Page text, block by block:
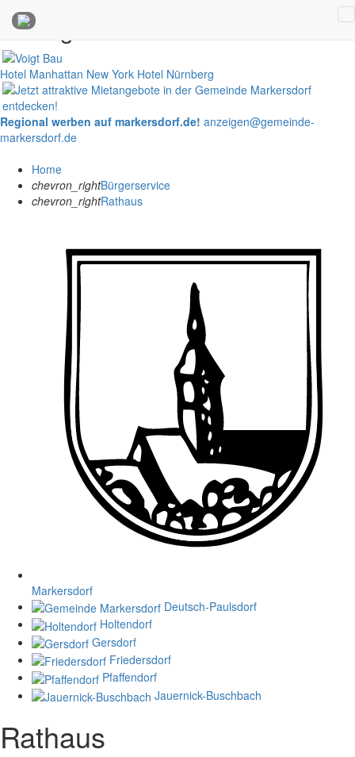
Anzeigen
Hotel Manhattan New York Hotel Nürnberg
Regional werben auf markersdorf.de! anzeigen@gemeinde-
markersdorf.de
Home
chevron_rightBürgerservice
chevron_rightRathaus
Markersdorf
Deutsch-Paulsdorf
Holtendorf
Gersdorf
Friedersdorf
Pfaffendorf
Jauernick-Buschbach
Rathaus